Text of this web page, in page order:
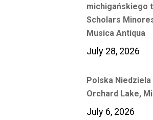
michigańskiego
Scholars
Musica Antiqua
July 28, 2026
Polska Niedziela
Orchard Lake,
July 6, 2026